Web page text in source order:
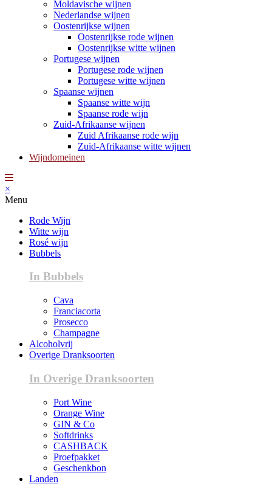
Moldavische wijnen
Nederlandse wijnen
Oostenrijkse wijnen
Oostenrijkse rode wijnen
Oostenrijkse witte wijnen
Portugese wijnen
Portugese rode wijnen
Portugese witte wijnen
Spaanse wijnen
Spaanse witte wijn
Spaanse rode wijn
Zuid-Afrikaanse wijnen
Zuid Afrikaanse rode wijn
Zuid-Afrikaanse witte wijnen
Wijndomeinen
×
Menu
Rode Wijn
Witte wijn
Rosé wijn
Bubbels
In Bubbels
Cava
Franciacorta
Prosecco
Champagne
Alcoholvrij
Overige Dranksoorten
In Overige Dranksoorten
Port Wine
Orange Wine
GIN & Co
Softdrinks
CASHBACK
Proefpakket
Geschenkbon
Landen